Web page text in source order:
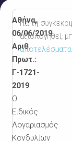
Αθήνα,
06/06/2019
Αριθ.
Πρωτ.:
Γ-1721-
2019
Ο
Ειδικός
Λογαριασμός
Κονδυλίων
Για τη
αξιολογηθεί,